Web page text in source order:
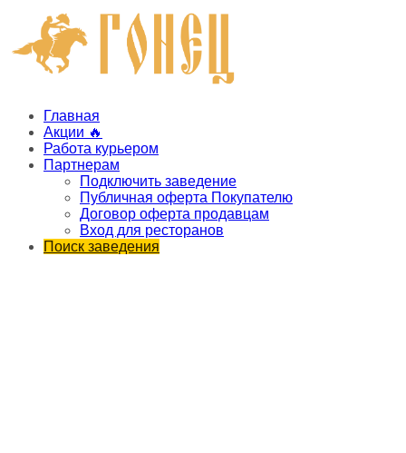
Главная
Акции 🔥
Работа курьером
Партнерам
Подключить заведение
Публичная оферта Покупателю
Договор оферта продавцам
Вход для ресторанов
Поиск заведения